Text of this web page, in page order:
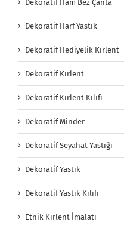
Dekoratif Ham Bez Çanta
Dekoratif Harf Yastık
Dekoratif Hediyelik Kırlent
Dekoratif Kırlent
Dekoratif Kırlent Kılıfı
Dekoratif Minder
Dekoratif Seyahat Yastığı
Dekoratif Yastık
Dekoratif Yastık Kılıfı
Etnik Kırlent İmalatı